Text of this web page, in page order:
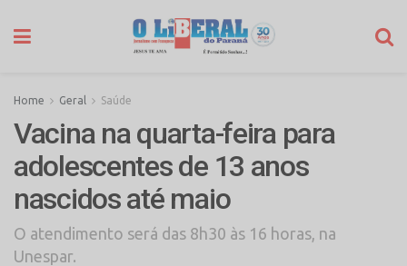
Home Geral Saúde
Vacina na quarta-feira para
adolescentes de 13 anos
nascidos até maio
O atendimento será das 8h30 às 16 horas, na
Unespar.